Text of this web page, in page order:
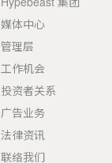
媒体中心
管理层
工作机会
投资者关系
广告业务
法律资讯
联络我们